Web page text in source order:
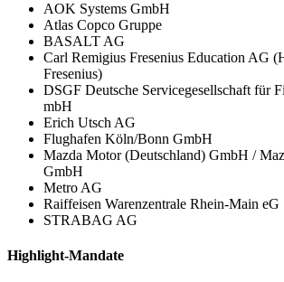
AOK Systems GmbH
Atlas Copco Gruppe
BASALT AG
Carl Remigius Fresenius Education AG
Fresenius)
DSGF Deutsche Servicegesellschaft für
mbH
Erich Utsch AG
Flughafen Köln/Bonn GmbH
Mazda Motor (Deutschland) GmbH /
GmbH
Metro AG
Raiffeisen Warenzentrale Rhein-Main eG
STRABAG AG
Highlight-Mandate